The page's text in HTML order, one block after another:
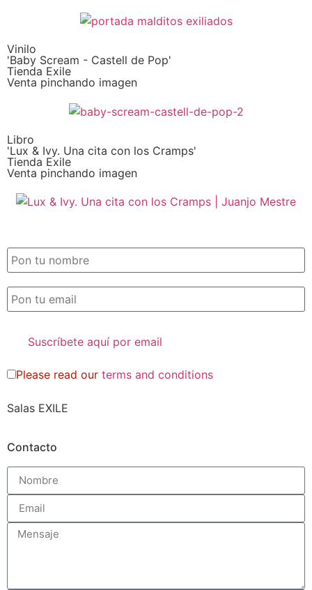
Vinilo
'Baby Scream - Castell de Pop'
Tienda Exile
Venta pinchando imagen
Libro
'Lux & Ivy. Una cita con los Cramps'
Tienda Exile
Venta pinchando imagen
Please read our terms and conditions
Salas EXILE
Contacto